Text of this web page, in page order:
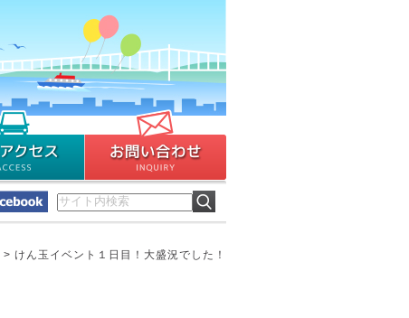
> けん玉イベント１日目！大盛況でした！